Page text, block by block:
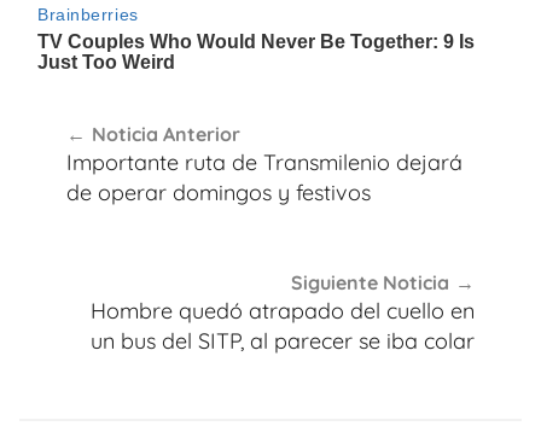
de
entradas
Noticia Anterior
Importante ruta de Transmilenio dejará
de operar domingos y festivos
Siguiente Noticia
Hombre quedó atrapado del cuello en
un bus del SITP, al parecer se iba colar